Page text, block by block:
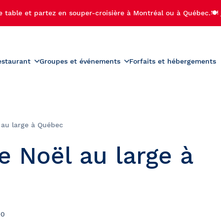
table et partez en souper-croisière à Montréal ou à Québec.🍽️
Carte des boissons
Groupes et événements
Noël
Sorties de camps de jour
Voyages étudiants
Forfaits et hébergements
large à Québec
Noël au large à